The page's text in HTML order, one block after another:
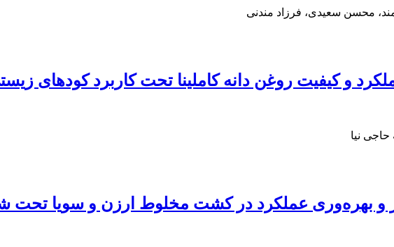
محسن سعیدی، فرزاد مندنی
و کیفیت روغن دانه کاملینا تحت کاربرد کودهای
نیا
بهره‌وری عملکرد در کشت مخلوط ارزن و سویا تحت